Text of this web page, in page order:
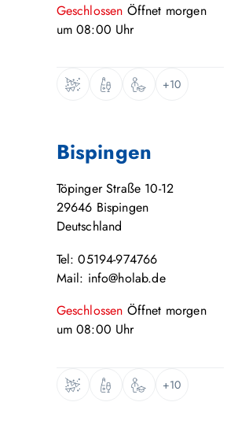
Geschlossen Öffnet morgen
um08:00 Uhr
+10
Bispingen
Töpinger Straße 10-12
29646 Bispingen
Deutschland
Tel: 05194-974766
Mail: info@holab.de
Geschlossen Öffnet morgen
um08:00 Uhr
+10